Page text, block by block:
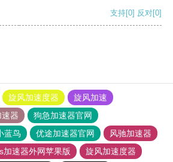
支持[0] 反对[0]
旋风加速度器
旋风加速
器
狗急加速器官网
蓝鸟 优途加速器官网
风驰加速器
加速器外网苹果版
旋风加速度器